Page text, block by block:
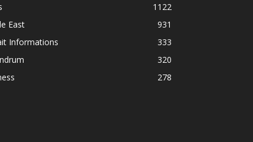
1122
East
931
Informations
333
320
278